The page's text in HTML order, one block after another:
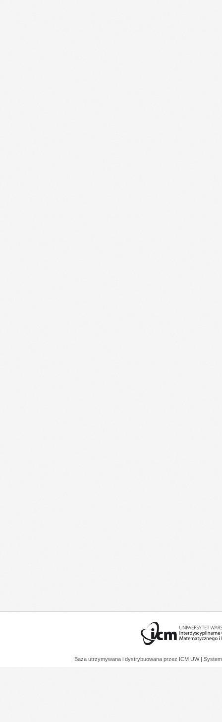
Baza utrzymywana i dystrybuowana przez ICM UW |